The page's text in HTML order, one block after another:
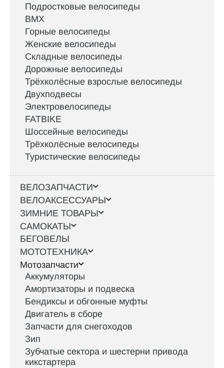
Подростковые велосипеды
BMX
Горные велосипеды
Женские велосипеды
Складные велосипеды
Дорожные велосипеды
Трёхколёсные взрослые велосипеды
Двухподвесы
Электровелосипеды
FATBIKE
Шоссейные велосипеды
Трёхколёсные велосипеды
Туристические велосипеды
ВЕЛОЗАПЧАСТИ
ВЕЛОАКСЕССУАРЫ
ЗИМНИЕ ТОВАРЫ
САМОКАТЫ
БЕГОВЕЛЫ
МОТОТЕХНИКА
Мотозапчасти
Аккумуляторы
Амортизаторы и подвеска
Бендиксы и обгонные муфты
Двигатель в сборе
Запчасти для снегоходов
Зип
Зубчатые сектора и шестерни привода
кикстартера